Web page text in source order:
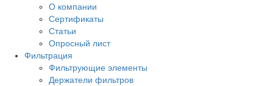
О компании
Сертификаты
Статьи
Опросный лист
Фильтрация
Фильтрующие элементы
Держатели фильтров